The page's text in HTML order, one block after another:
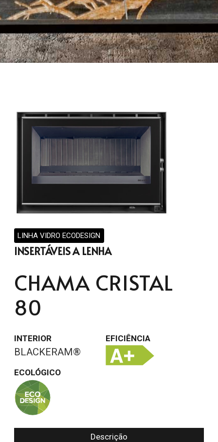
LINHA VIDRO ECODESIGN
INSERTÁVEIS A LENHA
CHAMA CRISTAL
80
INTERIOR
BLACKERAM®
EFICIÊNCIA
ECOLÓGICO
Descrição